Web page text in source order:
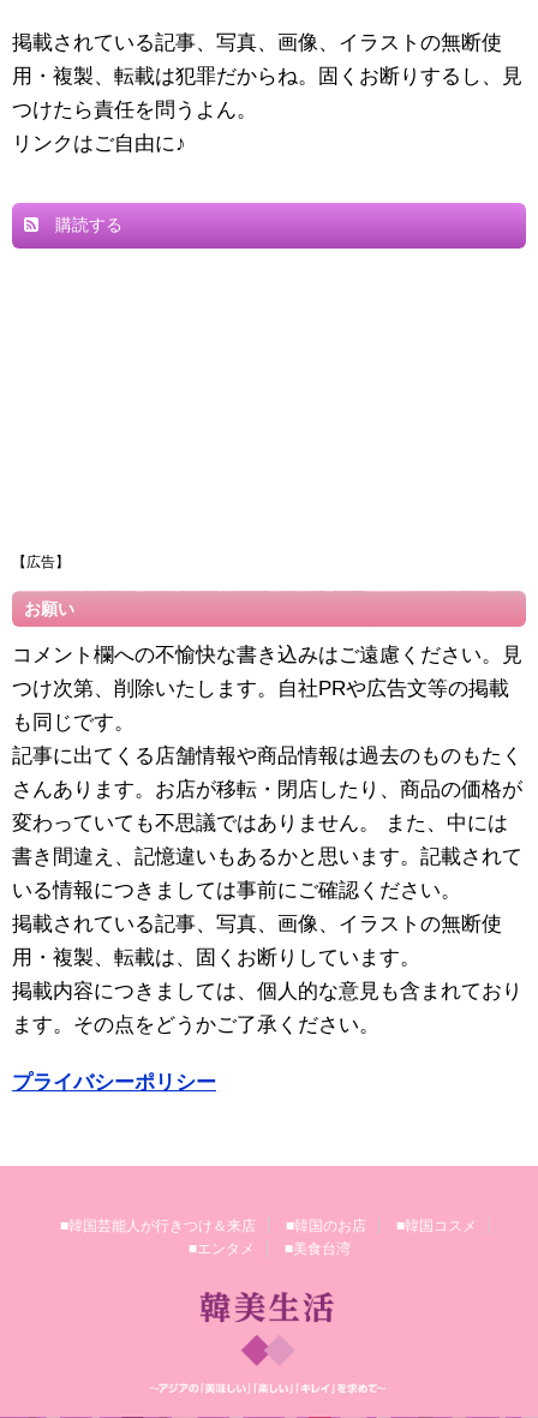
掲載されている記事、写真、画像、イラストの無断使
用・複製、転載は犯罪だからね。固くお断りするし、見
つけたら責任を問うよん。
リンクはご自由に♪
購読する
【広告】
お願い
コメント欄への不愉快な書き込みはご遠慮ください。見
つけ次第、削除いたします。自社PRや広告文等の掲載
も同じです。
記事に出てくる店舗情報や商品情報は過去のものもたく
さんあります。お店が移転・閉店したり、商品の価格が
変わっていても不思議ではありません。 また、中には
書き間違え、記憶違いもあるかと思います。記載されて
いる情報につきましては事前にご確認ください。
掲載されている記事、写真、画像、イラストの無断使
用・複製、転載は、固くお断りしています。
掲載内容につきましては、個人的な意見も含まれており
ます。その点をどうかご了承ください。
プライバシーポリシー
■韓国芸能人が行きつけ＆来店 ■韓国のお店
■韓国コスメ
■エンタメ
■美食台湾